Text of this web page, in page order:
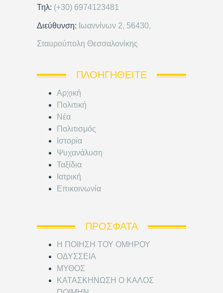
Τηλ: (+30) 6974123481
Διεύθυνση: Ιωαννίνων 2, 56430,
Σταυρούπολη Θεσσαλονίκης
ΠΛΟΗΓΗΘΕΊΤΕ
Αρχική
Πολιτική
Νέα
Πολιτισμός
Ιστορία
Ψυχανάλυση
Ταξίδια
Ιατρική
Επικοινωνία
ΠΡΌΣΦΑΤΑ
Η ΠΟΙΗΣΗ ΤΟΥ ΟΜΗΡΟΥ
ΟΔΥΣΣΕΙΑ
ΜΥΘΟΣ
ΚΑΤΑΣΚΗΝΩΣΗ Ο ΚΑΛΟΣ